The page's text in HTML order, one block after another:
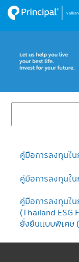
Skip
to
main
คู่มือการลงทุนใ
คู่มือการลงทุนใ
คู่มือการลงทุนใ
(Thailand ESG
ยั่งยืนแบบพิเศษ